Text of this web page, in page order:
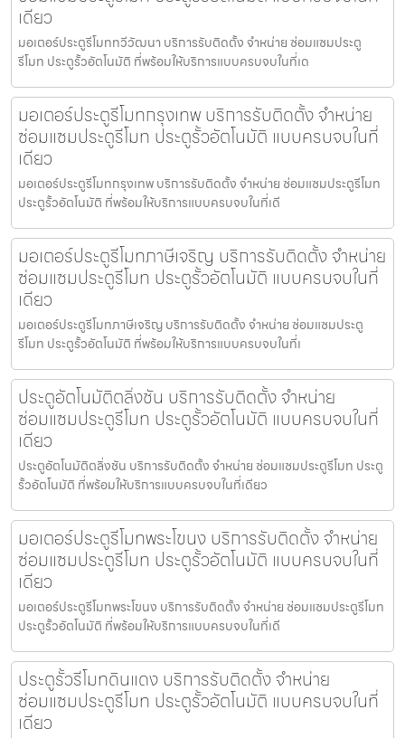
เดียว
มอเตอร์ประตูรีโมททวีวัฒนา บริการรับติดตั้ง จำหน่าย ซ่อมแซมประตู
รีโมท ประตูรั้วอัตโนมัติ ที่พร้อมให้บริการแบบครบจบในที่เด
มอเตอร์ประตูรีโมทกรุงเทพ บริการรับติดตั้ง จำหน่าย
ซ่อมแซมประตูรีโมท ประตูรั้วอัตโนมัติ แบบครบจบในที่
เดียว
มอเตอร์ประตูรีโมทกรุงเทพ บริการรับติดตั้ง จำหน่าย ซ่อมแซมประตูรีโมท
ประตูรั้วอัตโนมัติ ที่พร้อมให้บริการแบบครบจบในที่เดี
มอเตอร์ประตูรีโมทภาษีเจริญ บริการรับติดตั้ง จำหน่าย
ซ่อมแซมประตูรีโมท ประตูรั้วอัตโนมัติ แบบครบจบในที่
เดียว
มอเตอร์ประตูรีโมทภาษีเจริญ บริการรับติดตั้ง จำหน่าย ซ่อมแซมประตู
รีโมท ประตูรั้วอัตโนมัติ ที่พร้อมให้บริการแบบครบจบในที่เ
ประตูอัตโนมัติตลิ่งชัน บริการรับติดตั้ง จำหน่าย
ซ่อมแซมประตูรีโมท ประตูรั้วอัตโนมัติ แบบครบจบในที่
เดียว
ประตูอัตโนมัติตลิ่งชัน บริการรับติดตั้ง จำหน่าย ซ่อมแซมประตูรีโมท ประตู
รั้วอัตโนมัติ ที่พร้อมให้บริการแบบครบจบในที่เดียว
มอเตอร์ประตูรีโมทพระโขนง บริการรับติดตั้ง จำหน่าย
ซ่อมแซมประตูรีโมท ประตูรั้วอัตโนมัติ แบบครบจบในที่
เดียว
มอเตอร์ประตูรีโมทพระโขนง บริการรับติดตั้ง จำหน่าย ซ่อมแซมประตูรีโมท
ประตูรั้วอัตโนมัติ ที่พร้อมให้บริการแบบครบจบในที่เดี
ประตูรั้วรีโมทดินแดง บริการรับติดตั้ง จำหน่าย
ซ่อมแซมประตูรีโมท ประตูรั้วอัตโนมัติ แบบครบจบในที่
เดียว